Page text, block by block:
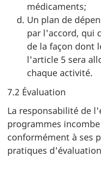
médicaments;
Un plan de
par l'accord, qui
de la façon dont
l'article 5 sera
chaque activité.
7.2 Évaluation
La responsabilité de
programmes
conformément à ses
pratiques